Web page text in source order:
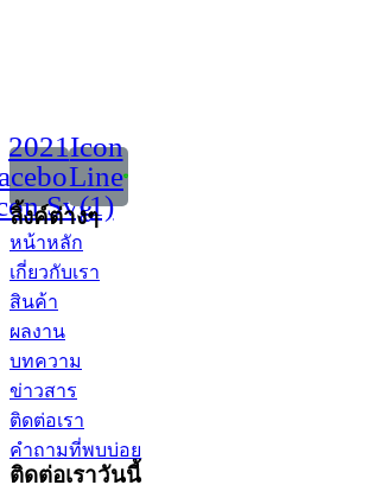
2021
Svg
Icon
Line
(1)
ลิ้งค์ต่างๆ
หน้าหลัก
เกี่ยวกับเรา
สินค้า
ผลงาน
บทความ
ข่าวสาร
ติดต่อเรา
คำถามที่พบบ่อย
ติดต่อเราวันนี้